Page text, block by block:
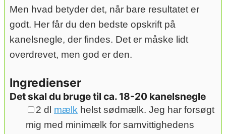
Men hvad betyder det, når bare resultatet er
godt. Her får du den bedste opskrift på
kanelsnegle, der findes. Det er måske lidt
overdrevet, men god er den.
Ingredienser
Det skal du bruge til ca. 18-20 kanelsnegle
▢
2 dl mælk helst sødmælk. Jeg har forsøgt
mig med minimælk for samvittighedens